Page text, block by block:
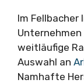
Im
Unternehmen
weitläufige
Auswahl an
Namhafte